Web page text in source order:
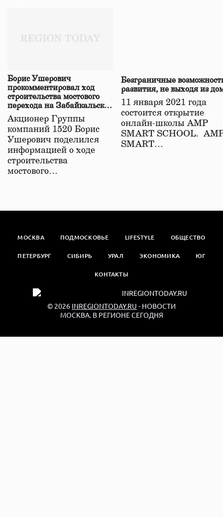
Борис Ушерович
прокомментировал ход
строительства мостового
перехода на Забайкальской
железной дороге
Акционер Группы
компаний 1520 Борис
Ушерович поделился
информацией о ходе
строительства
мостового…
Безграничные
развития, не выходя из
11 января 2021 года
состоится открытие
онлайн-школы АМР
SMART SCHOOL.
SMART…
МОСКВА ПОДМОСКОВЬЕ LIFESTYLE ОБЩЕСТВО
ПЕТЕРБУРГ СИБИРЬ УРАЛ ЭКОНОМИКА ЮГ
КОНТАКТЫ
© 2026 INREGIONTODAY.RU - НОВОСТИ
МОСКВА. В РЕГИОНЕ СЕГОДНЯ